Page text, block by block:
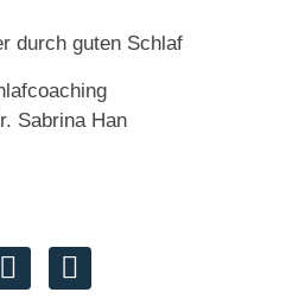
durch guten Schlaf
Sabrina Han